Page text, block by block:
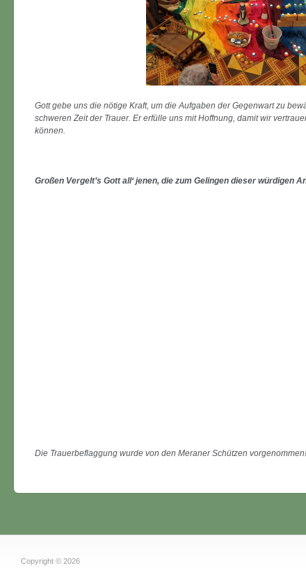
Gott gebe uns die nötige Kraft, um die Aufgaben der Gegenwart zu
schweren Zeit der Trauer. Er erfülle uns mit Hoffnung, damit wir
können.
Großen Vergelt’s Gott all‘ jenen, die zum Gelingen dieser würdigen
Die Trauerbeflaggung wurde von den Meraner Schützen vorgenommen!
Copyright © 2026